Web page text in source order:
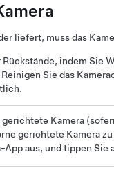
liefert, muss das
indem Sie
Sie das
gerichtete Kamera
gerichtete Kamera
App aus, und tippen Sie